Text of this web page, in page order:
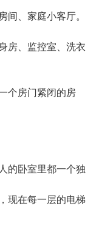
、家庭小客厅。
、监控室、洗衣
个房门紧闭的房
卧室里都一个独
现在每一层的电梯